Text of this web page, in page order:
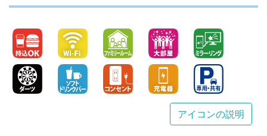
アイコンの説明